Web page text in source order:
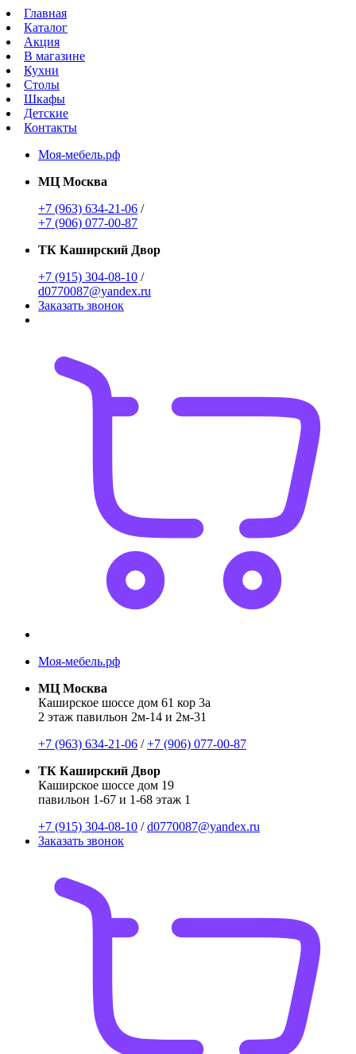
Главная
Каталог
Акция
В магазине
Кухни
Столы
Шкафы
Детские
Контакты
Моя-мебель.рф
МЦ Москва
+7 (963) 634-21-06 /
+7 (906) 077-00-87
ТК Каширский Двор
+7 (915) 304-08-10 /
d0770087@yandex.ru
Заказать звонок
Моя-мебель.рф
МЦ Москва
Каширское шоссе дом 61 кор 3а
2 этаж павильон 2м-14 и 2м-31
+7 (963) 634-21-06 /+7 (906) 077-00-87
ТК Каширский Двор
Каширское шоссе дом 19
павильон 1-67 и 1-68 этаж 1
+7 (915) 304-08-10 /d0770087@yandex.ru
Заказать звонок